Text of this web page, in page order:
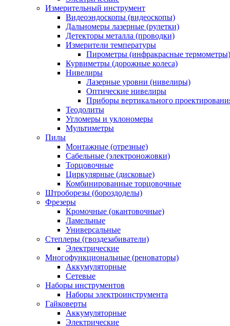
Измерительный инструмент
Видеоэндоскопы (видеоскопы)
Дальномеры лазерные (рулетки)
Детекторы металла (проводки)
Измерители температуры
Пирометры (инфракрасные термометры)
Курвиметры (дорожные колеса)
Нивелиры
Лазерные уровни (нивелиры)
Оптические нивелиры
Приборы вертикального
Теодолиты
Угломеры и уклономеры
Мультиметры
Пилы
Монтажные (отрезные)
Сабельные (электроножовки)
Торцовочные
Циркулярные (дисковые)
Комбинированные торцовочные
Штроборезы (бороздоделы)
Фрезеры
Кромочные (окантовочные)
Ламельные
Универсальные
Степлеры (гвоздезабиватели)
Электрические
Многофункциональные (реноваторы)
Аккумуляторные
Сетевые
Наборы инструментов
Наборы электроинструмента
Гайковерты
Аккумуляторные
Электрические